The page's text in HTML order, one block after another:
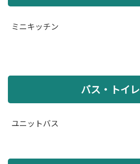
ミニキッチン
バス・トイレ
ユニットバス